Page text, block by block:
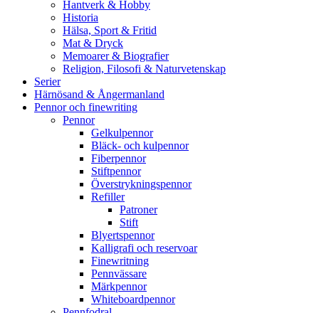
Hantverk & Hobby
Historia
Hälsa, Sport & Fritid
Mat & Dryck
Memoarer & Biografier
Religion, Filosofi & Naturvetenskap
Serier
Härnösand & Ångermanland
Pennor och finewriting
Pennor
Gelkulpennor
Bläck- och kulpennor
Fiberpennor
Stiftpennor
Överstrykningspennor
Refiller
Patroner
Stift
Blyertspennor
Kalligrafi och reservoar
Finewritning
Pennvässare
Märkpennor
Whiteboardpennor